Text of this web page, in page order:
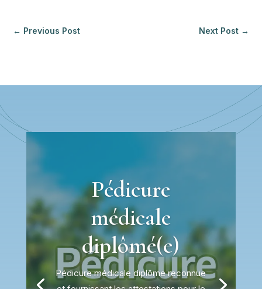
← Previous Post Next Post→
Pédicure
médicale
diplômé(e)
Pédicure médicale diplôme reconnue